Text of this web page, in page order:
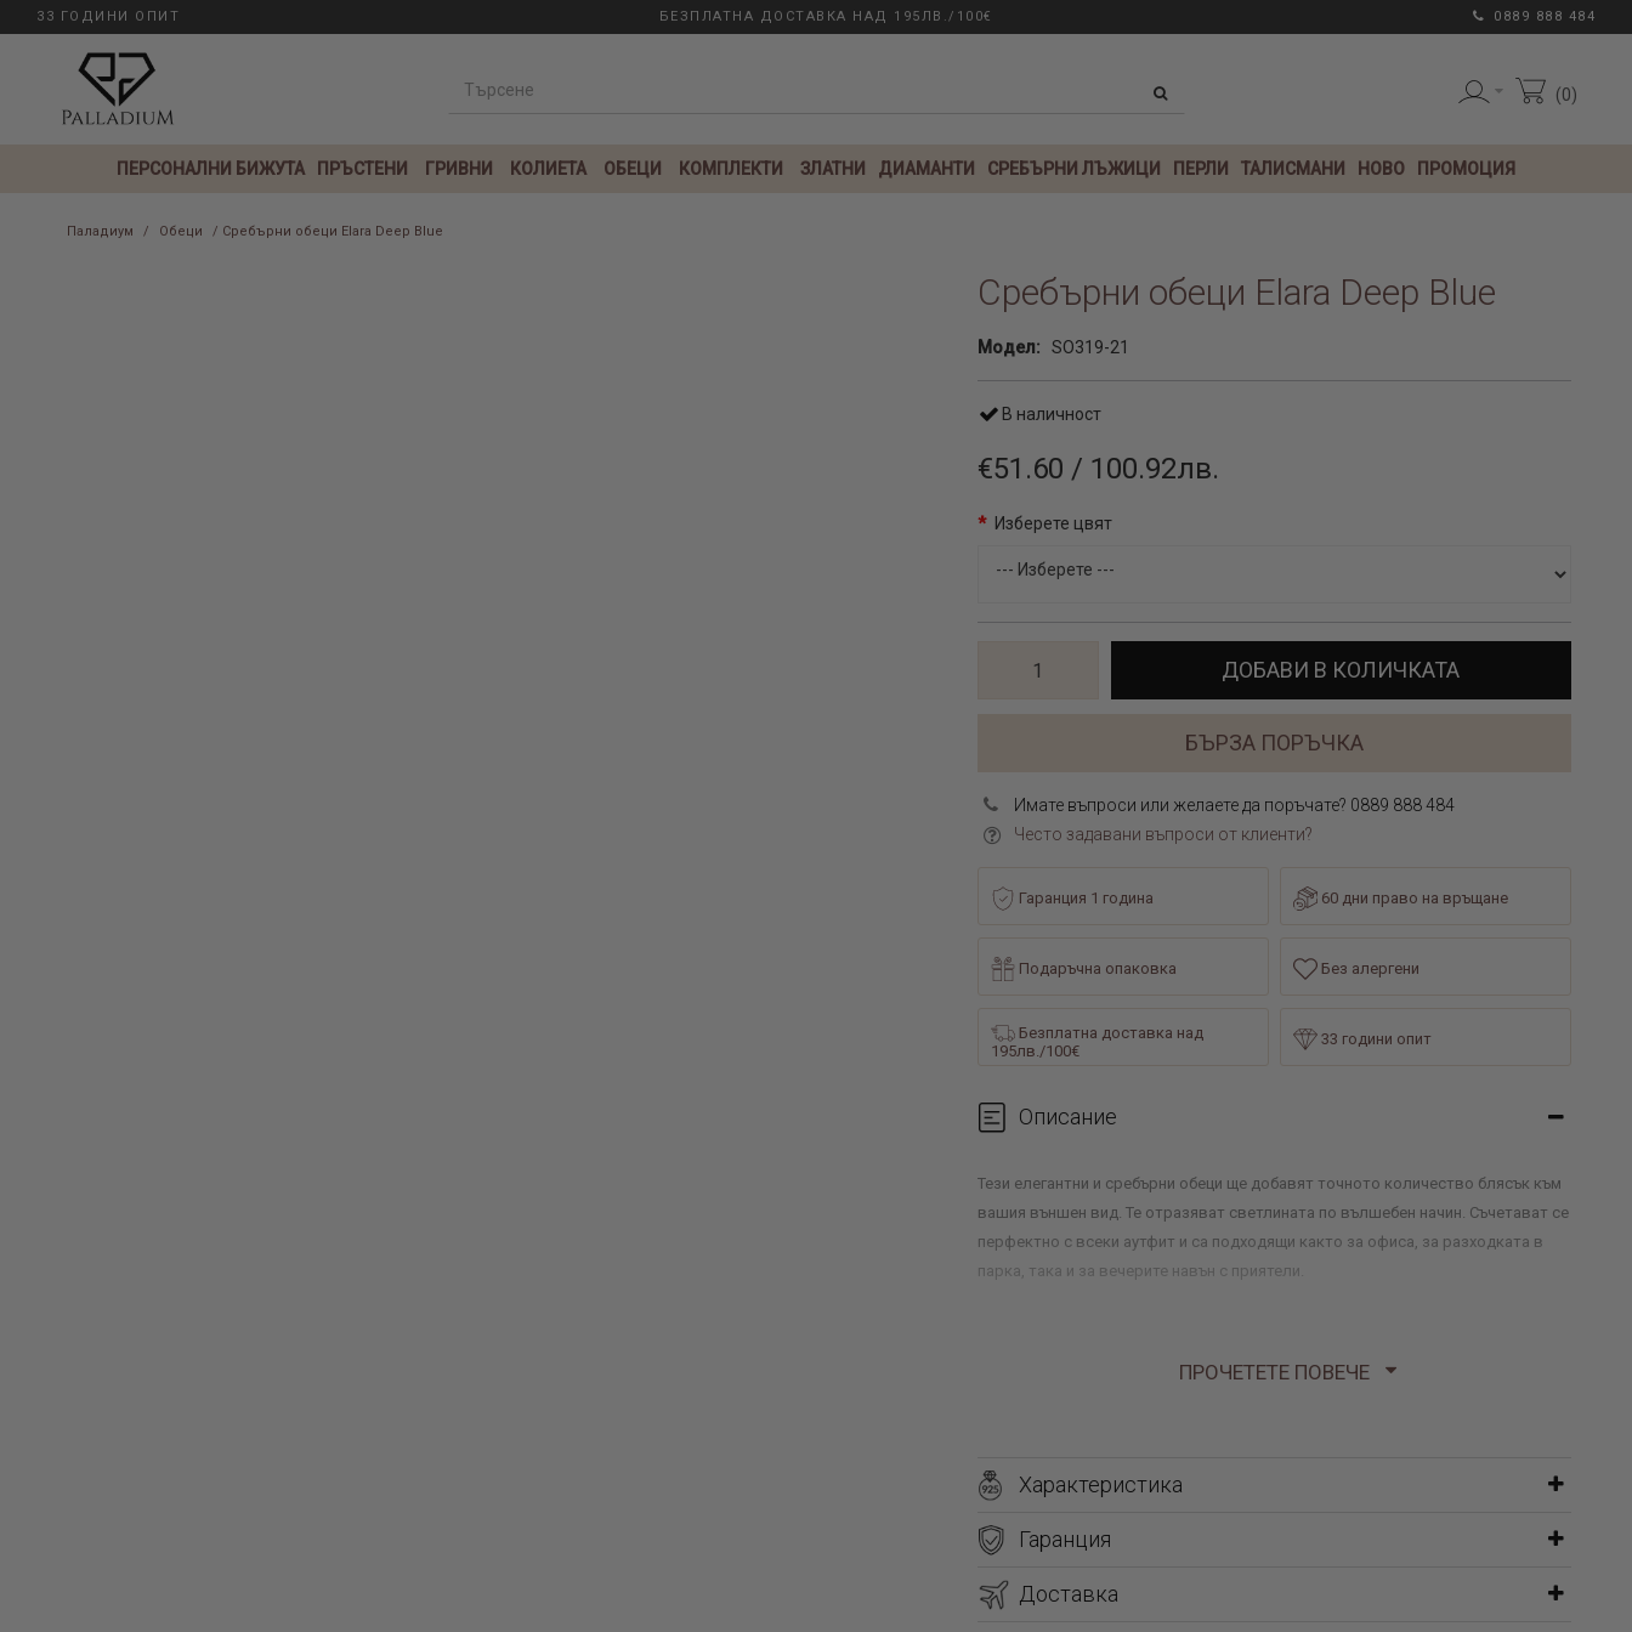
33 ГОДИНИ ОПИТ БЕЗПЛАТНА ДОСТАВКА НАД 195ЛВ./100€ 0889 888 484
0
ПЕРСОНАЛНИ БИЖУТА ПРЪСТЕНИ ГРИВНИ КОЛИЕТА ОБЕЦИ КОМПЛЕКТИ ЗЛАТНИ ДИАМАНТИ СРЕБЪРНИ ЛЪЖИЦИ ПЕРЛИ ТАЛИСМАНИ НОВО ПРОМОЦИЯ
Паладиум / Обеци / Сребърни обеци Elara Deep Blue
Сребърни обеци Elara Deep Blue
Модел: SO319-21
В наличност
€51.60 / 100.92лв.
Изберете цвят
ДОБАВИ В КОЛИЧКАТА
БЪРЗА ПОРЪЧКА
Имате въпроси или желаете да поръчате? 0889 888 484
Често задавани въпроси от клиенти?
Гаранция 1 година 60 дни право на връщане
Подаръчна опаковка Без алергени
Безплатна доставка над
195лв./100€
33 години опит
Описание
Тези елегантни и сребърни обеци ще добавят точното количество блясък към
вашия външен вид. Те отразяват светлината по вълшебен начин. Съчетават се
перфектно с всеки аутфит и са подходящи както за офиса, за разходката в
парка, така и за вечерите навън с приятели.
ПРОЧЕТЕТЕ ПОВЕЧЕ
Характеристика
Гаранция
Доставка